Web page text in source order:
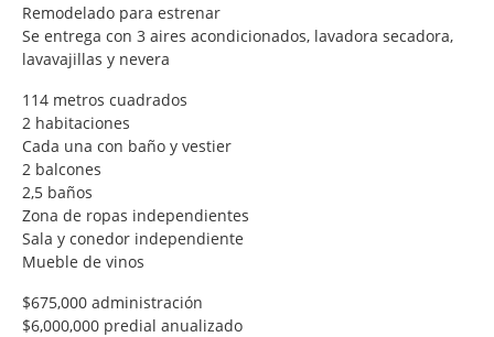
Remodelado para estrenar
Se entrega con 3 aires acondicionados, lavadora secadora,
lavavajillas y nevera
114 metros cuadrados
2 habitaciones
Cada una con baño y vestier
2 balcones
2,5 baños
Zona de ropas independientes
Sala y conedor independiente
Mueble de vinos
$675,000 administración
$6,000,000 predial anualizado